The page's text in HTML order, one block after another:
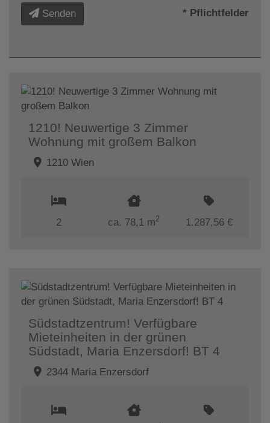
Senden * Pflichtfelder
1210! Neuwertige 3 Zimmer
Wohnung mit großem Balkon
1210 Wien
2 ca. 78,1 m2 1.287,56 €
Südstadtzentrum! Verfügbare
Mieteinheiten in der grünen
Südstadt, Maria Enzersdorf! BT 4
2344 Maria Enzersdorf